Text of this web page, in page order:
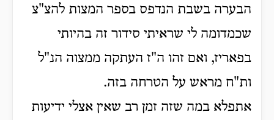
הבערה בשבת הנדפס בספר המצות להצ"צ
שכמדומה לי שראיתי סידור זה בהיותי
בפאריז, ואם זהו ה"ז העתקה ממצוה הנ"ל
ות"ח מראש על הטרחה בזה.
אתפלא במה שזה זמן רב שאין אצלי ידיעות